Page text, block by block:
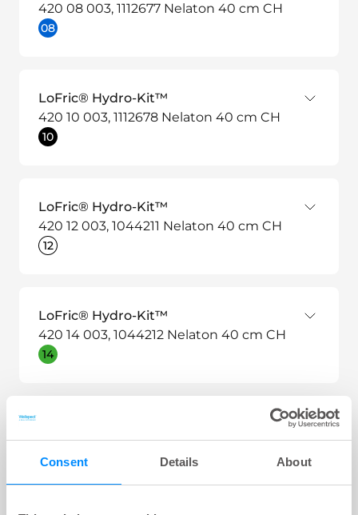
Consent Details About
420 08 003, 1112677 Nelaton 40 cm CH
08
LoFric® Hydro-Kit™
420 10 003, 1112678 Nelaton 40 cm CH
10
LoFric® Hydro-Kit™
420 12 003, 1044211 Nelaton 40 cm CH
12
LoFric® Hydro-Kit™
420 14 003, 1044212 Nelaton 40 cm CH
14
420 16 003, 1112679 Nelaton 40 cm CH
16